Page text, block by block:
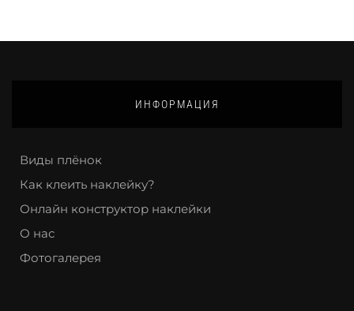
ИНФОРМАЦИЯ
Виды плёнок
Как клеить наклейку?
Онлайн конструктор наклейки
О нас
Фотогалерея